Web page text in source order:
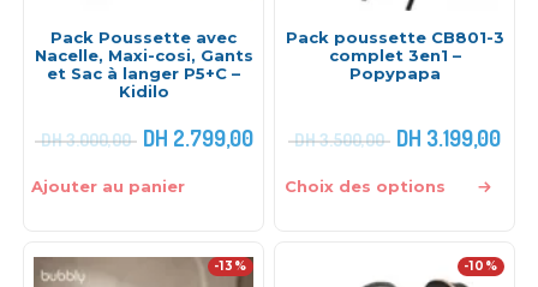
Pack Poussette avec
Nacelle, Maxi-cosi, Gants
et Sac à langer P5+C –
Kidilo
DH3.000,00 DH 2.799,00
Ajouter au panier
Pack poussette CB801-3
complet 3en1 –
Popypapa
DH3.500,00 DH 3.199,00
Choix des options
-13% -10%